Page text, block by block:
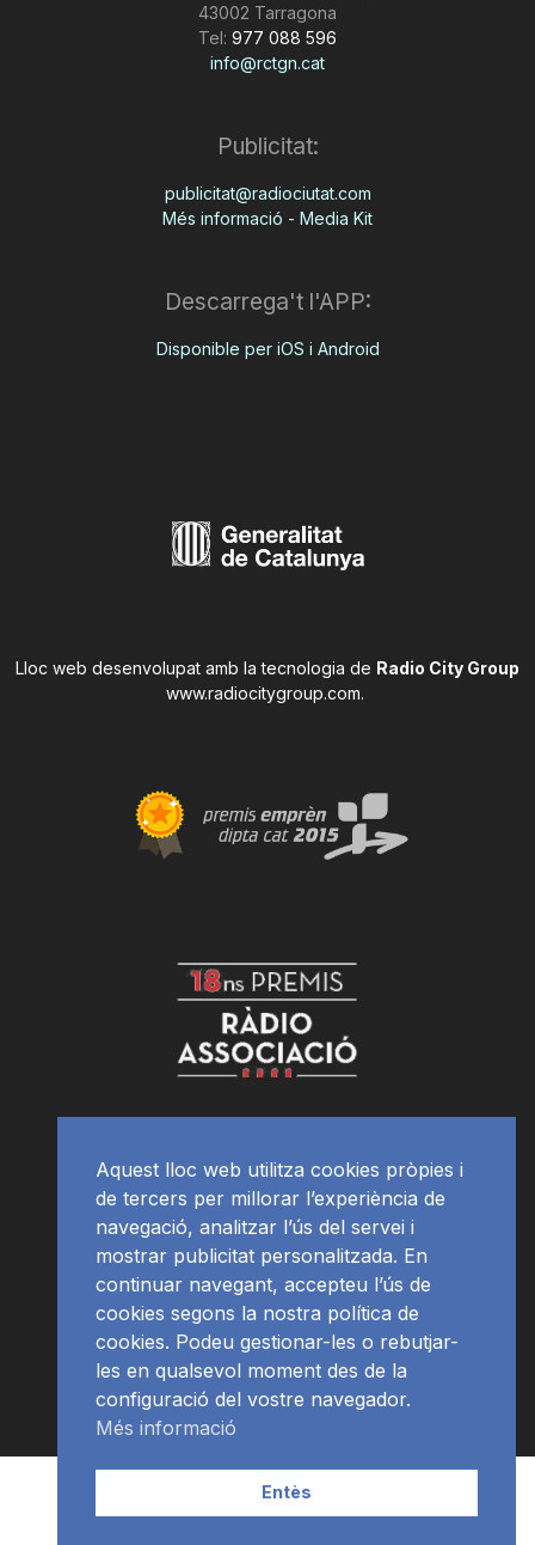
43002 Tarragona
Tel: 977 088 596
info@rctgn.cat
Publicitat:
publicitat@radiociutat.com
Més informació - Media Kit
Descarrega't l'APP:
Disponible per iOS i Android
Lloc web desenvolupat amb la tecnologia de Radio City Group
www.radiocitygroup.com.
APP Programació
Aquest lloc web utilitza cookies pròpies i
de tercers per millorar l’experiència de
navegació, analitzar l’ús del servei i
mostrar publicitat personalitzada. En
continuar navegant, accepteu l’ús de
cookies segons la nostra política de
cookies. Podeu gestionar-les o rebutjar-
les en qualsevol moment des de la
configuració del vostre navegador.
Més informació
Entès